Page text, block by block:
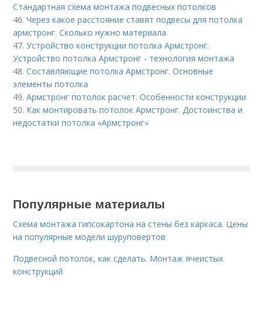
Стандартная схема монтажа подвесных потолков
46.Через какое расстояние ставят подвесы для потолка
армстронг. Сколько нужно материала
47.Устройство конструкции потолка Армстронг.
Устройство потолка Армстронг - технология монтажа
48.Составляющие потолка Армстронг. Основные
элементы потолка
49.Армстронг потолок расчет. Особенности конструкции
50. Как монтировать потолок Армстронг. Достоинства и
недостатки потолка «Армстронг»
Популярные материалы
Схема монтажа гипсокартона на стены без каркаса. Цены
на популярные модели шуруповертов
Подвесной потолок, как сделать. Монтаж ячеистых
конструкций